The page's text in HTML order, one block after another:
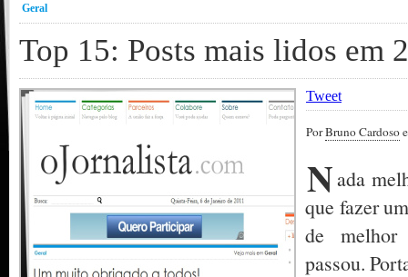
Geral
Top 15: Posts mais lidos em
Tweet
PorBruno Cardoso
Nada
que fazer
de melhor
passou.